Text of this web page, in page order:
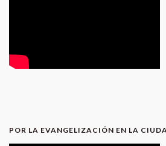
POR LA EVANGELIZACIÓN EN LA